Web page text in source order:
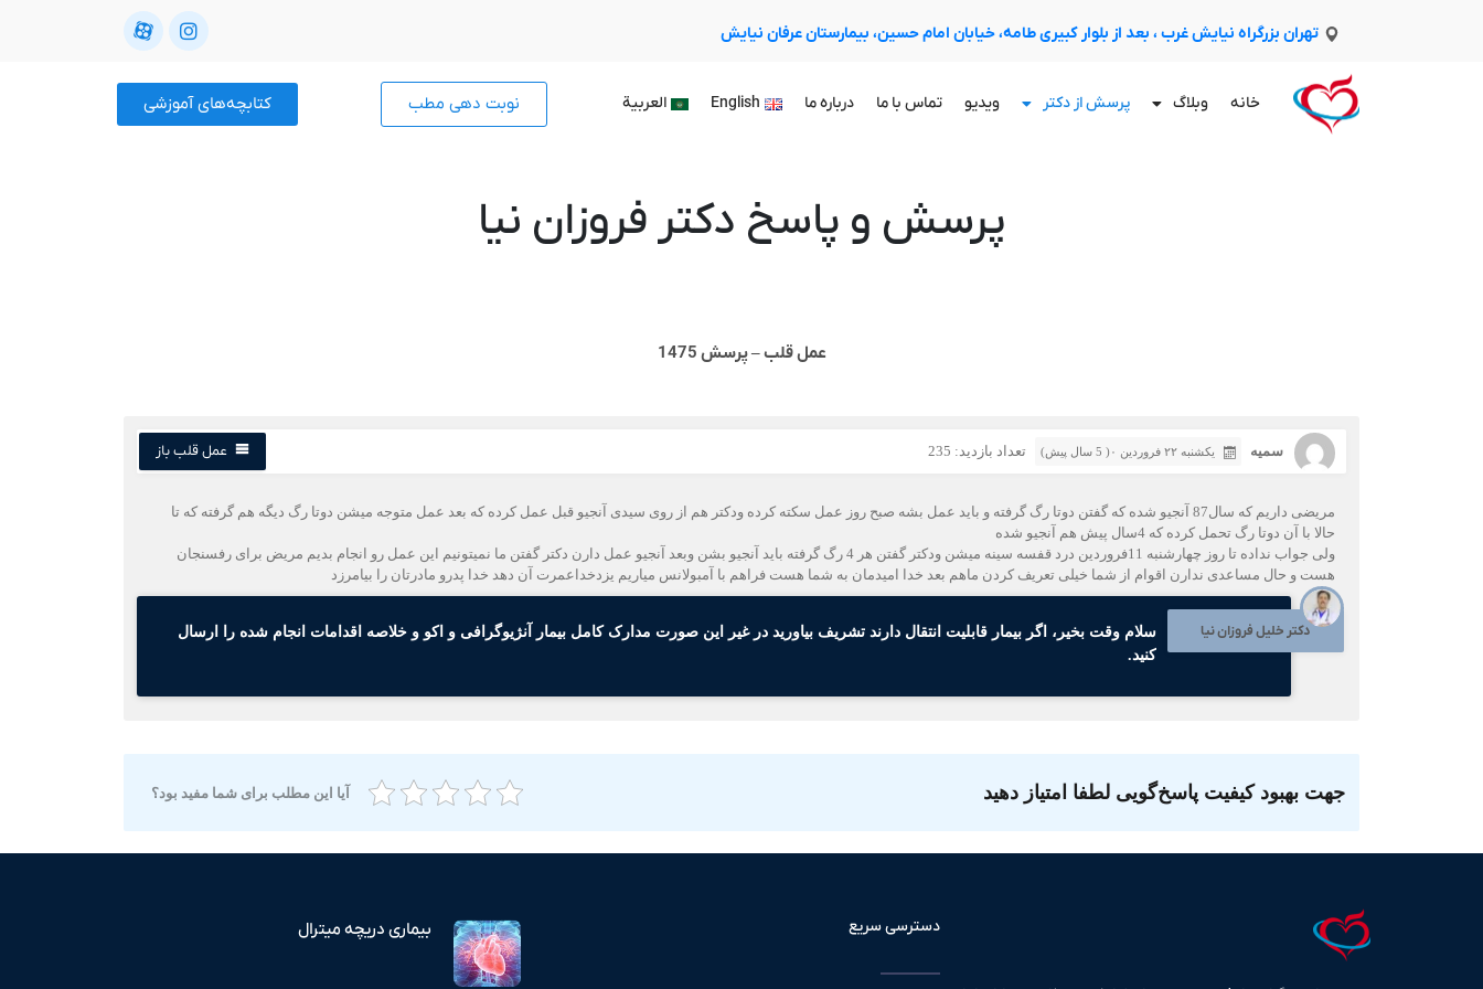
تهران بزرگراه نیایش غرب ، بعد از بلوار کبیری طامه، خیابان امام حسین، بیمارستان عرفان نیایش
خانه وبلاگ پرسش از دکتر ویدیو تماس با ما درباره ما English العربية نوبت دهی مطب کتابچه‌های آموزشی
پرسش و پاسخ دکتر فروزان نیا
عمل قلب – پرسش 1475
سمیه یکشنبه ۲۲ فروردین ۰( 5 سال پیش) تعداد بازدید: 235 عمل قلب باز
مریضی داریم که سال87 آنجیو شده که گفتن دوتا رگ گرفته و باید عمل بشه صبح روز عمل سکته کرده ودکتر هم از روی سیدی آنجیو قبل عمل کرده که بعد عمل متوجه میشن دوتا رگ دیگه هم گرفته که تا
حالا با آن دوتا رگ تحمل کرده که 4سال پیش هم آنجیو شده
ولی جواب نداده تا روز چهارشنبه 11فروردین درد قفسه سینه میشن ودکتر گفتن هر 4 رگ گرفته باید آنجیو بشن وبعد آنجیو عمل دارن دکتر گفتن ما نمیتونیم این عمل رو انجام بدیم مریض برای رفسنجان
هست و حال مساعدی ندارن اقوام از شما خیلی تعریف کردن ماهم بعد خدا امیدمان به شما هست فراهم با آمبولانس میاریم یزدخداعمرت آن دهد خدا پدرو مادرتان را بیامرزد
دکتر خلیل فروزان نیا
سلام وقت بخیر، اگر بیمار قابلیت انتقال دارند تشریف بیاورید در غیر این صورت مدارک کامل بیمار آنژیوگرافی و اکو و خلاصه اقدامات انجام شده را ارسال
کنید.
جهت بهبود کیفیت پاسخ‌گویی لطفا امتیاز دهید آیا این مطلب برای شما مفید بود؟
دسترسی سریع بیماری دریچه میترال